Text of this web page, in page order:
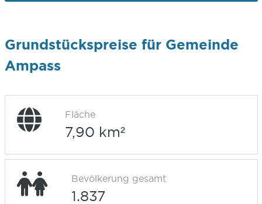
Grundstückspreise für Gemeinde
Ampass
Fläche
7,90 km²
Bevölkerung gesamt
1.837